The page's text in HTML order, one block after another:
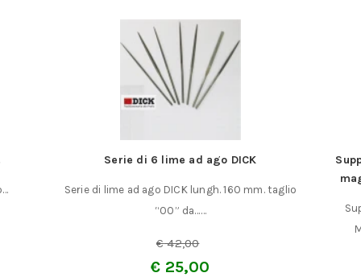
Serie di 6 lime ad ago DICK
Serie di lime ad ago DICK lungh. 160 mm. taglio
“00” da……
€42,00
€ 25,00